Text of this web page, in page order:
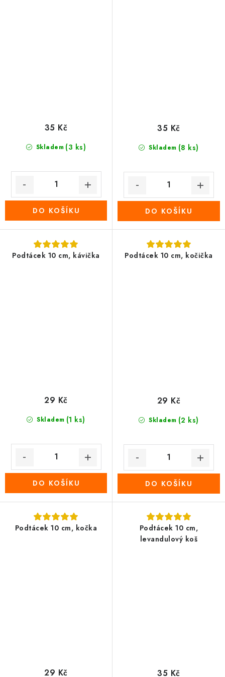
Skladem (3 ks)
35 Kč
DO KOŠÍKU
Skladem (8 ks)
35 Kč
DO KOŠÍKU
Podtácek 10 cm, kávička
Skladem (1 ks)
29 Kč
DO KOŠÍKU
Podtácek 10 cm, kočička
Skladem (2 ks)
29 Kč
DO KOŠÍKU
Podtácek 10 cm, kočka
29 Kč
Podtácek 10 cm,
levandulový koš
35 Kč